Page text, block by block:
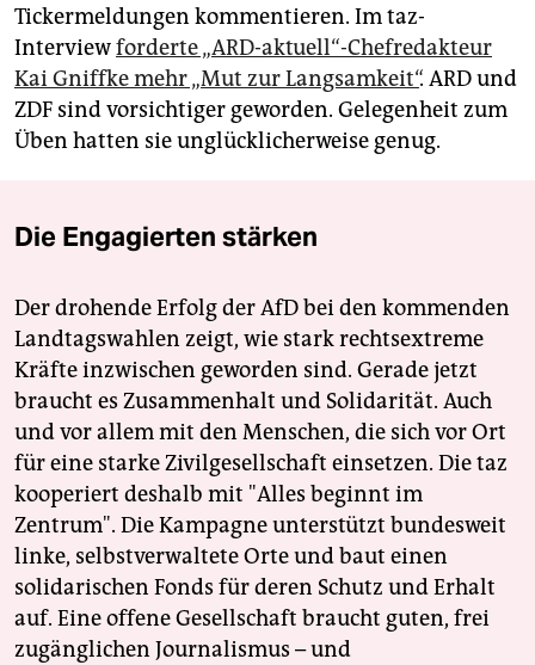
Tickermeldungen kommentieren. Im taz-
Interviewforderte „ARD-aktuell“-Chefredakteur
Kai Gniffke mehr „Mut zur Langsamkeit“. ARD und
ZDF sind vorsichtiger geworden. Gelegenheit zum
Üben hatten sie unglücklicherweise genug.
Die Engagierten stärken
Der drohende Erfolg der AfD bei den kommenden
Landtagswahlen zeigt, wie stark rechtsextreme
Kräfte inzwischen geworden sind. Gerade jetzt
braucht es Zusammenhalt und Solidarität. Auch
und vor allem mit den Menschen, die sich vor Ort
für eine starke Zivilgesellschaft einsetzen. Die taz
kooperiert deshalb mit "Alles beginnt im
Zentrum". Die Kampagne unterstützt bundesweit
linke, selbstverwaltete Orte und baut einen
solidarischen Fonds für deren Schutz und Erhalt
auf. Eine offene Gesellschaft braucht guten, frei
zugänglichen Journalismus – und